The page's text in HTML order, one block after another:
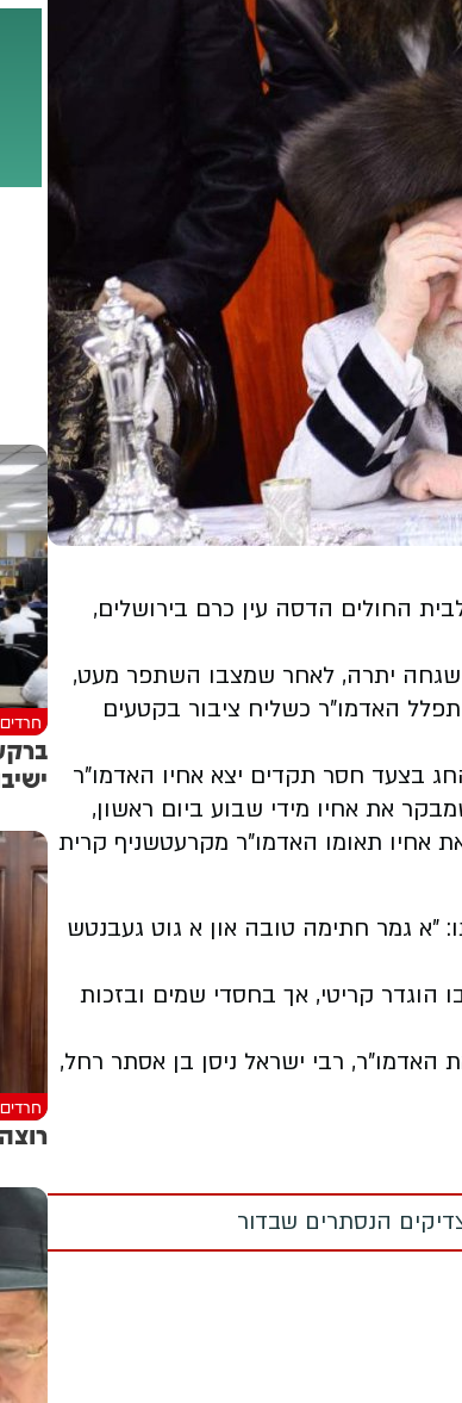
החולים הדסה עין כרם בירושלים,
יתרה, לאחר שמצבו השתפר מעט,
האדמו"ר כשליח ציבור בקטעים
בצעד חסר תקדים יצא אחיו האדמו"ר
את אחיו מידי שבוע ביום ראשון,
אחיו תאומו האדמו"ר מקרעטשניף קרית
"א גמר חתימה טובה און א גוט געבנטש
הוגדר קריטי, אך בחסדי שמים ובזכות
האדמו"ר, רבי ישראל ניסן בן אסתר רחל,
הנסתרים שבדור
חרדים
חרדים